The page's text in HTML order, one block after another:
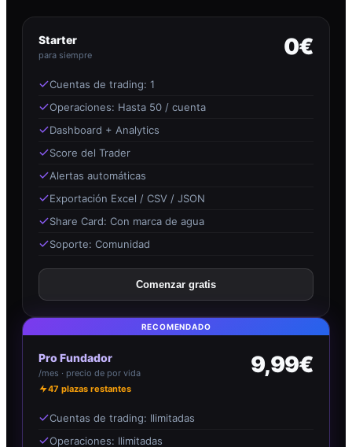
Starter
para siempre 0€
Cuentas de trading: 1
Operaciones: Hasta 50 / cuenta
Dashboard + Analytics
Score del Trader
Alertas automáticas
Exportación Excel / CSV / JSON
Share Card: Con marca de agua
Soporte: Comunidad
Comenzar gratis
RECOMENDADO
Pro Fundador
/mes · precio de por vida
47 plazas restantes
9,99€
Cuentas de trading: Ilimitadas
Operaciones: Ilimitadas